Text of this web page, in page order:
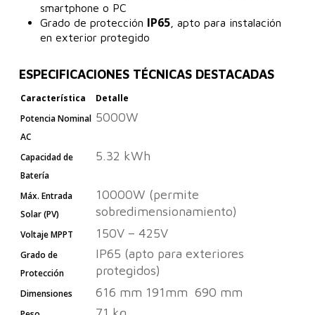
smartphone o PC
Grado de protección IP65, apto para instalación
en exterior protegido
ESPECIFICACIONES TÉCNICAS DESTACADAS
Característica
Detalle
Potencia Nominal
AC
5000W
Capacidad de
Batería
5.32 kWh
Máx. Entrada
Solar (PV)
10000W (permite
sobredimensionamiento)
Voltaje MPPT 150V – 425V
Grado de
Protección
IP65 (apto para exteriores
protegidos)
Dimensiones 616 mm 191mm 690 mm